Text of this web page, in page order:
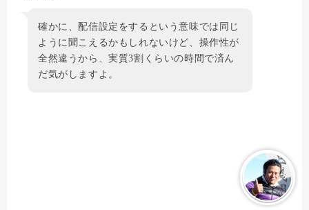
確かに、配信設定をするという意味では同じ
ように聞こえるかもしれないけど、操作性が
全然違うから、実質3割くらいの時間で済ん
だ気がしますよ。